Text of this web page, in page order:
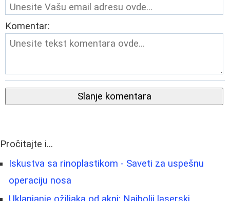
Komentar:
Slanje komentara
Pročitajte i...
Iskustva sa rinoplastikom - Saveti za uspešnu
operaciju nosa